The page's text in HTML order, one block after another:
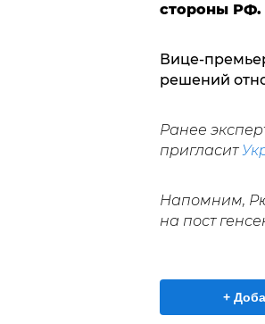
стороны РФ.
Вице-
решений
Ранее
пригласит
Напомним,
на пост
+